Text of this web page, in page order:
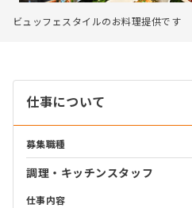
ビュッフェスタイルのお料理提供です
仕事について
募集職種
調理・キッチンスタッフ
仕事内容